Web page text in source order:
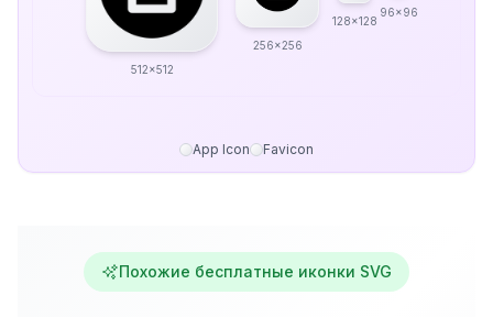
512x512
256x256
128x128
96x96
App Icon Favicon
Похожие бесплатные иконки SVG